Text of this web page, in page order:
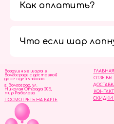
Как оплатить?
Что если шар
ОТЗЫВЫ
ГЛАВНАЯ
СКИДКИ
Воздушные шары в
Волгограде с доставкой
даже в день заказа
г. Волгоград, ул.
Николая Отрады 20Б,
мир Рыболова
ПОСМОТРЕТЬ НА КАРТЕ